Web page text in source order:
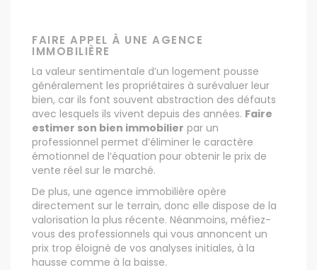
FAIRE APPEL À UNE AGENCE
IMMOBILIÈRE
La valeur sentimentale d’un logement pousse
généralement les propriétaires à surévaluer leur
bien, car ils font souvent abstraction des défauts
avec lesquels ils vivent depuis des années. Faire
estimer son bien immobilier par un
professionnel permet d’éliminer le caractère
émotionnel de l’équation pour obtenir le prix de
vente réel sur le marché.
De plus, une agence immobilière opère
directement sur le terrain, donc elle dispose de la
valorisation la plus récente. Néanmoins, méfiez-
vous des professionnels qui vous annoncent un
prix trop éloigné de vos analyses initiales, à la
hausse comme à la baisse.